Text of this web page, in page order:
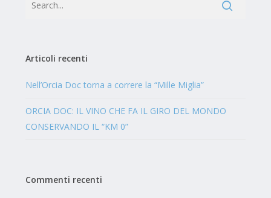
Articoli recenti
Nell’Orcia Doc torna a correre la “Mille Miglia”
ORCIA DOC: IL VINO CHE FA IL GIRO DEL MONDO
CONSERVANDO IL “KM 0”
Commenti recenti